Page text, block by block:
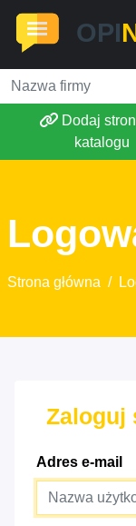
OPI
Dodaj
katalogu
Strona główna /
Zaloguj
Adres e-mail